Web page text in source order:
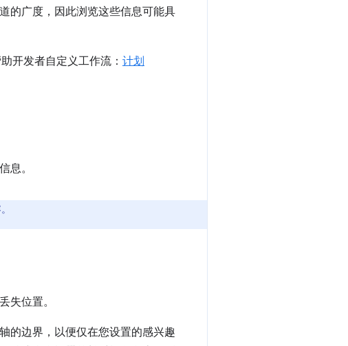
的广度，因此浏览这些信息可能具
开发者自定义工作流： 计划
息。
失位置。
的边界，以便仅在您设置的感兴趣